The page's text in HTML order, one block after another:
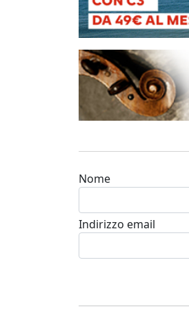
Nome
Indirizzo email